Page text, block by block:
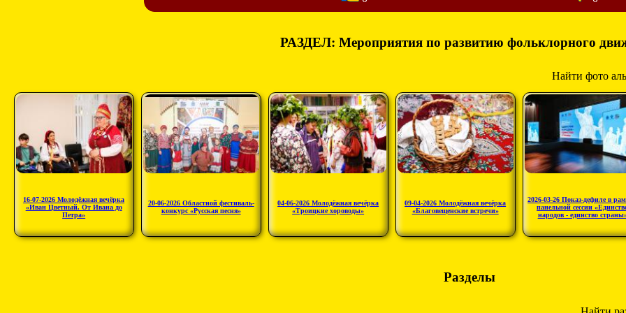
РАЗДЕЛ: Мероприятия по развитию фольклорного
Найти фото
16-07-2026 Молодёжная вечёрка
«Иван Цветный. От Ивана до
Петра»
20-06-2026 Областной фестиваль-
конкурс «Русская песня»
04-06-2026 Молодёжная вечёрка
«Троицкие хороводы»
09-04-2026 Молодёжная вечёрка
«Благовещенские встречи»
2026-03-26 Показ-дефиле в
панельной сессии
народов - единство
Разделы